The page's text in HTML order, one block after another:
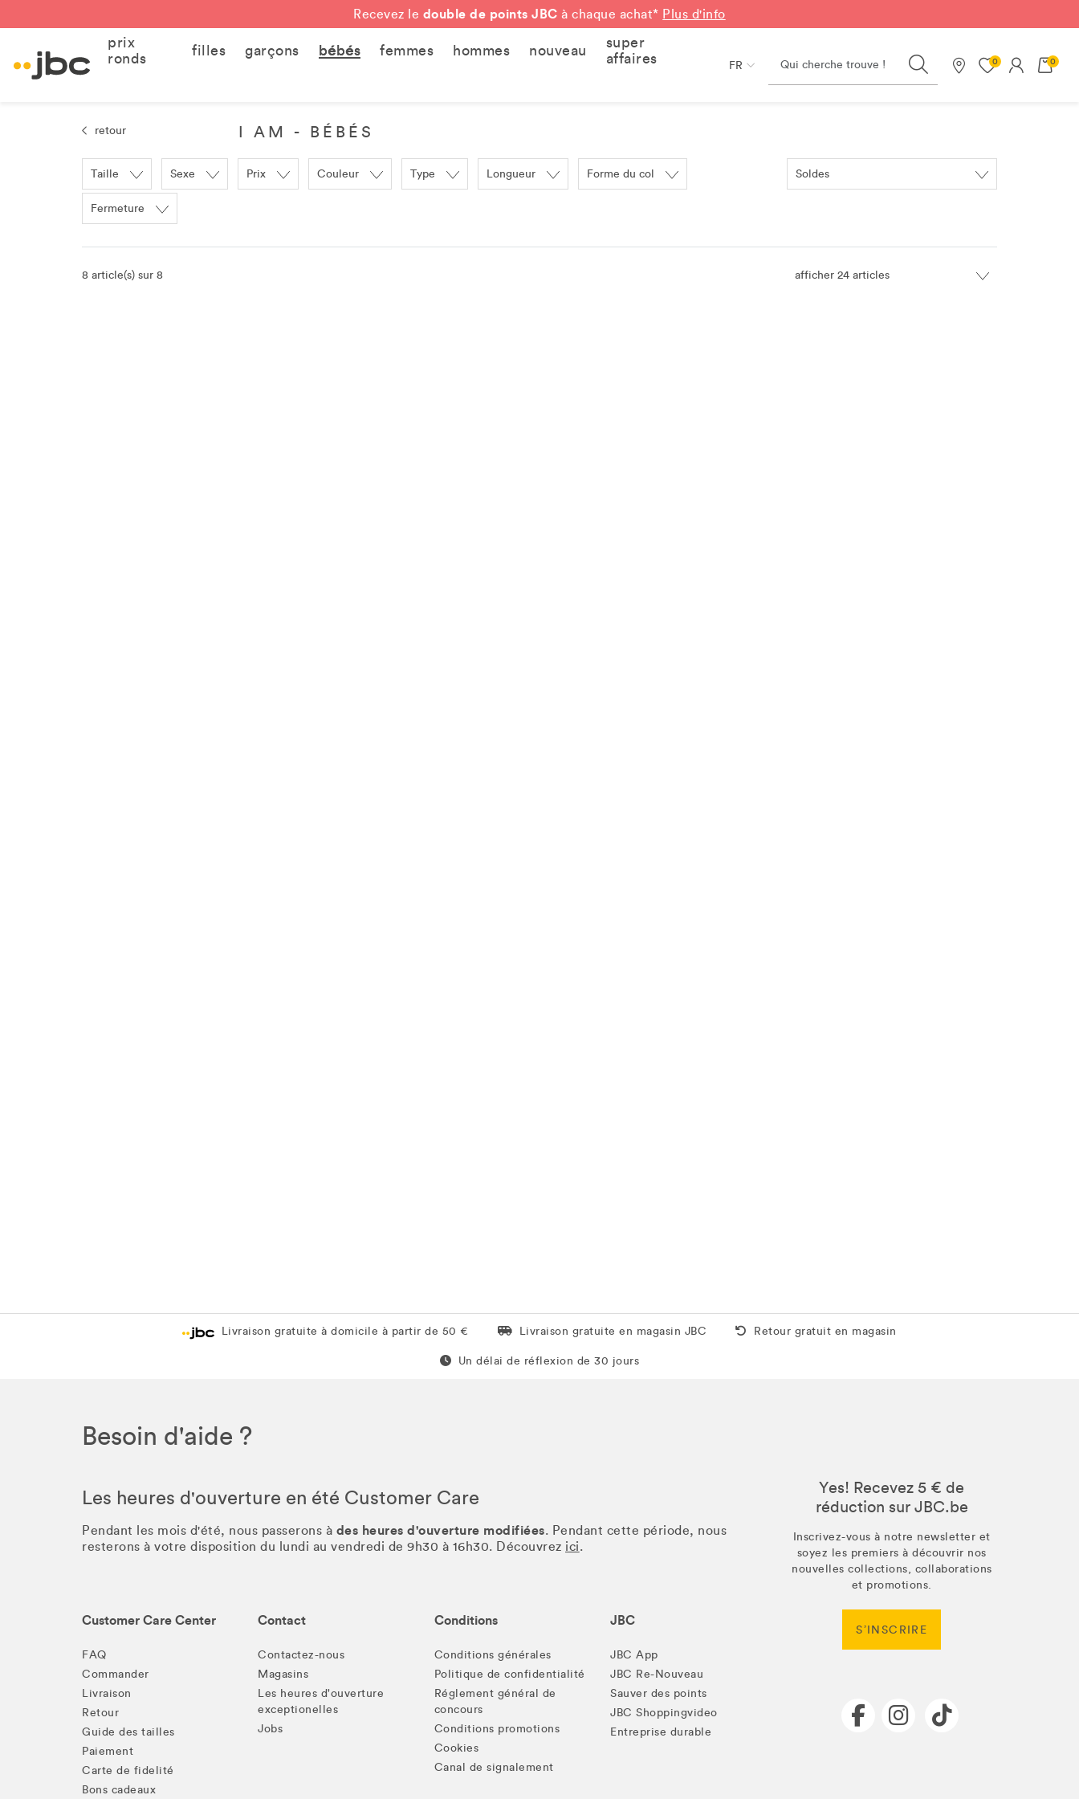
Recevez le double de points JBC à chaque achat* Plus d'info
prix
ronds
filles garçons bébés femmes hommes nouveau
super
affaires
FR Search
Nos magasins
0 0
retour I AM - BÉBÉS
Taille Sexe Prix Couleur Type Longueur Forme du col
Fermeture
8 article(s) sur 8
Livraison gratuite à domicile à partir de 50 € Livraison gratuite en magasin JBC
Livraison gratuite en magasin JBC Retour gratuit aussi en magasin
Retour gratuit en magasin
Un délai de réflexion de 60 jours
Un délai de réflexion de 30 jours
Besoin d'aide ?
Les heures d'ouverture en été Customer Care
Pendant les mois d'été, nous passerons à des heures d'ouverture modifiées. Pendant cette période, nous
resterons à votre disposition du lundi au vendredi de 9h30 à 16h30. Découvrez ici.
Customer Care Center
FAQ
Commander
Livraison
Retour
Guide des tailles
Paiement
Carte de fidelité
Bons cadeaux
Contact
Contactez-nous
Magasins
Les heures d'ouverture
exceptionelles
Jobs
Conditions
Conditions générales
Politique de confidentialité
Réglement général de
concours
Conditions promotions
Cookies
Canal de signalement
JBC
JBC App
JBC Re-Nouveau
Sauver des points
JBC Shoppingvideo
Entreprise durable
Yes! Recevez 5 € de
réduction sur JBC.be
Inscrivez-vous à notre newsletter et
soyez les premiers à découvrir nos
nouvelles collections, collaborations
et promotions.
S’INSCRIRE